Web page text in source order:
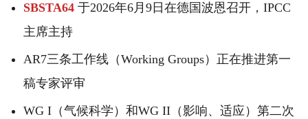
SBSTA64 于2026年6月9日在德国波恩召开，IPCC
主席主持
AR7三条工作线（Working Groups）正在推进第一
稿专家评审
WG I（气候科学）和WG II（影响、适应）第二次